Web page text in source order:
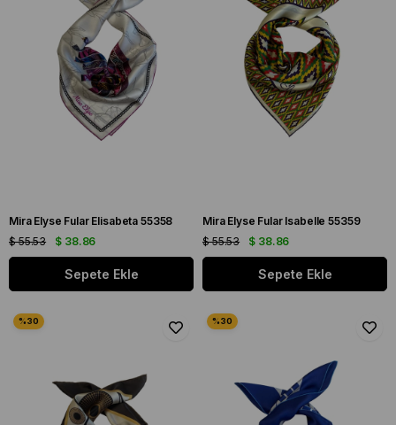
Mira Elyse Fular Elisabeta 55358
$ 38.86
$ 55.53
Sepete Ekle
Mira Elyse Fular Isabelle 55359
$ 38.86
$ 55.53
Sepete Ekle